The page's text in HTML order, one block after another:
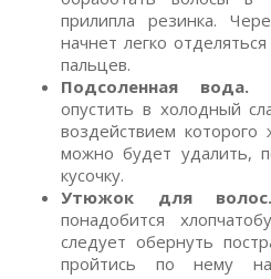
прилипла резинка.
начнет легко
пальцев.
Подсоленная вода.
опустить в холодный
воздействием
можно будет удалить,
кусочку.
Утюжок для волос.
понадобится
следует обернуть
пройтись по нему